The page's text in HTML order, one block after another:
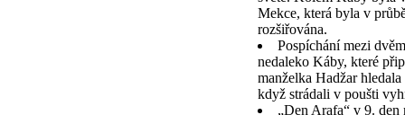
Mekce, která byla v
rozšiřována.
Pospíchání mezi
nedaleko Káby, které
manželka Hadžar
když strádali v poušti
„Den Arafa“ v 9. den